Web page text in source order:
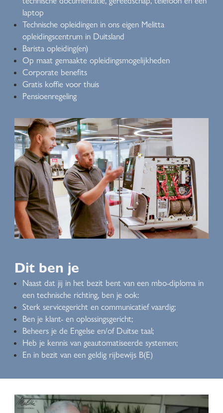
laptop
Technische opleidingen in ons eigen Melitta
opleidingscentrum in Duitsland
Barista opleiding(en)
Op maat gemaakte opleidingsmogelijkheden
Corporate benefits
Gratis koffie voor thuis
Pensioenregeling
Dit ben je
Naast dat jij in het bezit bent van een mbo-diploma in
een technische richting, ben je ook:
Sterk servicegericht en communicatief vaardig;
Ben je klant- en oplossingsgericht;
Beheers je de Engelse en/of Duitse taal;
Heb je kennis van geautomatiseerde systemen;
En in bezit van een geldig rijbewijs B(E)